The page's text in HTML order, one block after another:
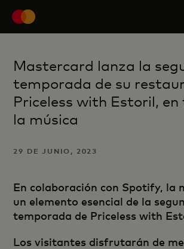
Mastercard lanza la
temporada de su
Priceless with Estoril,
la música
29 DE JUNIO, 2023
En colaboración con Spotify, la
un elemento esencial de la
temporada de Priceless with
Los visitantes disfrutarán de